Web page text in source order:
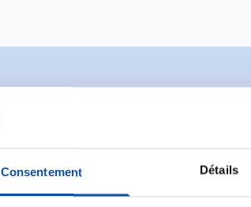
Consentement Détails
Ecrire